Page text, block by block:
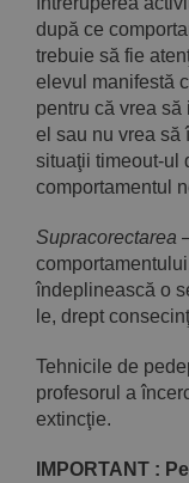
după ce
trebuie să fie
elevul manifestă
pentru că vrea
el sau nu vrea să
situaţii timeout-ul
comportamentul
Supracorectarea
îndeplinească o
le, drept
Tehnicile de
profesorul a
extincţie.
IMPORTANT :